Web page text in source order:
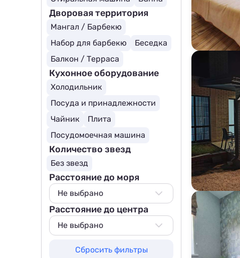
Дворовая территория
Мангал / Барбекю
Набор для барбекю
Беседка
Балкон / Терраса
Кухонное оборудование
Холодильник
Посуда и принадлежности
Чайник
Плита
Посудомоечная машина
Количество звезд
Без звезд
Расстояние до моря
Не выбрано
Не выбрано
50 м
200 м
Расстояние до центра
Не выбрано
Сбросить фильтры